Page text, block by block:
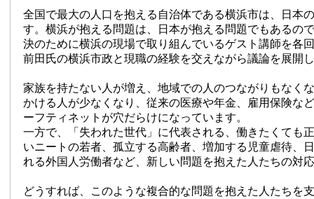
全国で最大の人口を抱える自治体である横浜市は、日本
す。横浜が抱える問題は、日本が抱える問題でもあるの
決のために横浜の現場で取り組んでいるゲスト講師を各
前田氏の横浜市政と現職の経験を交えながら議論を展開
家族を持たない人が増え、地域での人のつながりもなく
かける人が少なくなり、従来の医療や年金、雇用保険な
ーフティネットが穴だらけになっています。
一方で、「失われた世代」に代表される、働きたくても
いニートの若者、孤立する高齢者、増加する児童虐待、
れる外国人労働者など、新しい問題を抱えた人たちの対
どうすれば、このような複合的な問題を抱えた人たちを